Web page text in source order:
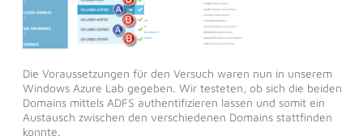
Die Voraussetzungen für den Versuch waren nun in unserem
Windows Azure Lab gegeben. Wir testeten, ob sich die beiden
Domains mittels ADFS authentifizieren lassen und somit ein
Austausch zwischen den verschiedenen Domains stattfinden
konnte.